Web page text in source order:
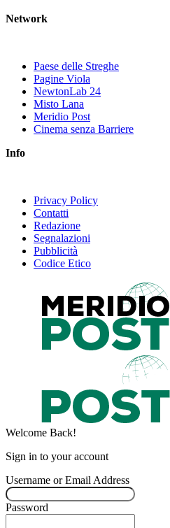
Network
Paese delle Streghe
Pagine Viola
NewtonLab 24
Misto Lana
Meridio Post
Cinema senza Barriere
Info
Privacy Policy
Contatti
Redazione
Segnalazioni
Pubblicità
Codice Etico
Welcome Back!
Sign in to your account
Username or Email Address
Password